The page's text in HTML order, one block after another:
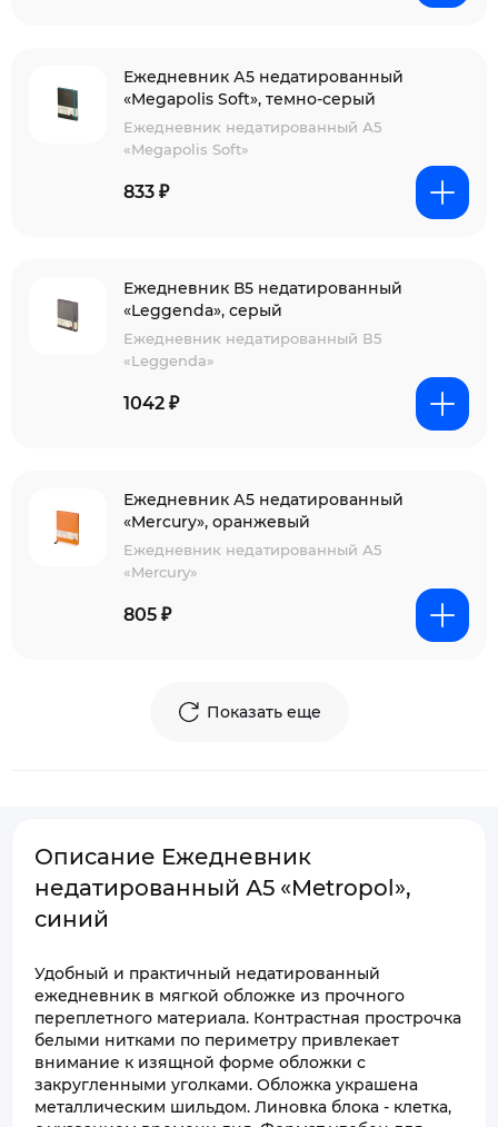
Ежедневник А5 недатированный
«Megapolis Soft», темно-серый
Ежедневник недатированный А5
«Megapolis Soft»
833 ₽
Ежедневник В5 недатированный
«Leggenda», серый
Ежедневник недатированный В5
«Leggenda»
1042 ₽
Ежедневник А5 недатированный
«Mercury», оранжевый
Ежедневник недатированный А5
«Mercury»
805 ₽
Показать еще
Описание Ежедневник
недатированный А5 «Metropol»,
синий
Удобный и практичный недатированный
ежедневник в мягкой обложке из прочного
переплетного материала. Контрастная прострочка
белыми нитками по периметру привлекает
внимание к изящной форме обложки с
закругленными уголками. Обложка украшена
металлическим шильдом. Линовка блока - клетка,